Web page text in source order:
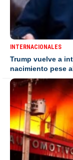
INTERNACIONALES
Trump vuelve a
nacimiento pese